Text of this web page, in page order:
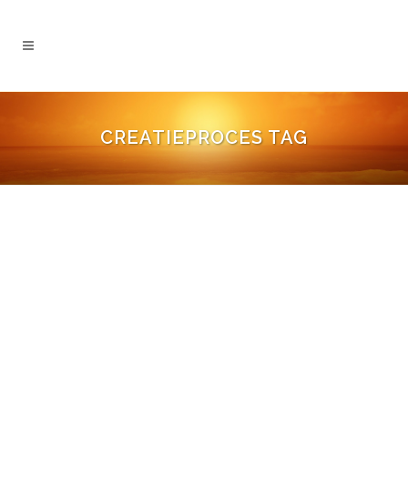
CREATIEPROCES TAG